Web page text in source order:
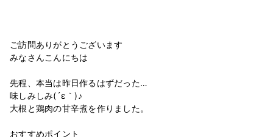
ご訪問ありがとうございます
みなさんこんにちは
先程、本当は昨日作るはずだった…
味しみしみ(´ε｀)♪
大根と鶏肉の甘辛煮を作りました。
おすすめポイント